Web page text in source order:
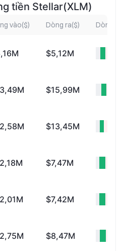
tiền Stellar(XLM)
vào($) Dòng ra($) Dòng
$5,12M
$15,99M
$13,45M
$7,47M
$7,42M
$8,47M